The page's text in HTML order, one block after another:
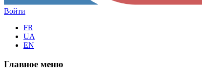
Войти
FR
UA
EN
Главное меню